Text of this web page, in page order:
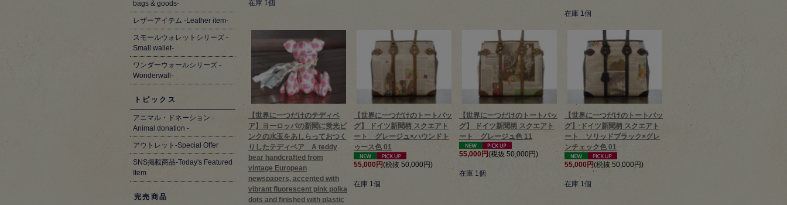
bags & goods-
レザーアイテム -Leather item-
スモールウォレットシリーズ -
Small wallet-
ワンダーウォールシリーズ -
Wonderwall-
トピックス
アニマル・ドネーション -
Animal donation -
アウトレット-Special Offer
SNS掲載商品-Today's Featured
Item
完売商品
在庫 1個
在庫 1個
【世界に一つだけのテディベ
ア】ヨーロッパの新聞に蛍光ピ
ンクの水玉をあしらっておつく
りしたテディベア A teddy
bear handcrafted from
vintage European
newspapers, accented with
vibrant fluorescent pink polka
dots and finished with plastic
【世界に一つだけのトートバッ
グ】 ドイツ新聞柄 スクエアト
ート グレージュ×ハウンドト
ゥース色 01
55,000円(税抜 50,000円)
在庫 1個
【世界に一つだけのトートバッ
グ】 ドイツ新聞柄 スクエアト
ート グレージュ色 11
55,000円(税抜 50,000円)
在庫 1個
【世界に一つだけのトートバッ
グ】 ドイツ新聞柄 スクエアト
ート ソリッドブラック×グレ
ンチェック色 01
55,000円(税抜 50,000円)
在庫 1個